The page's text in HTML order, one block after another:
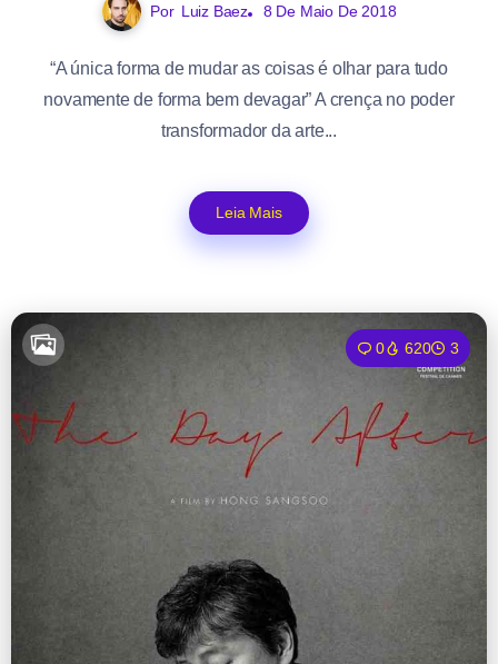
Por Luiz Baez 8 De Maio De 2018
“A única forma de mudar as coisas é olhar para tudo
novamente de forma bem devagar” A crença no poder
transformador da arte...
Leia Mais
0 620 3